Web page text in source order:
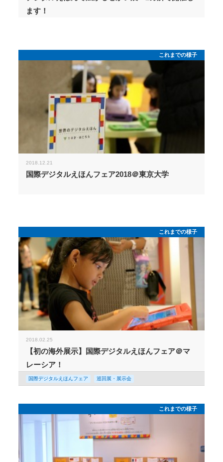
ます！
これまでの様子
2018.12.21
国際デジタルえほんフェア2018＠東京大学
これまでの様子
2018.02.25
【初の海外展示】国際デジタルえほんフェア＠マ
レーシア！
国際デジタルえほんフェア 巡回展・展示会
これまでの様子